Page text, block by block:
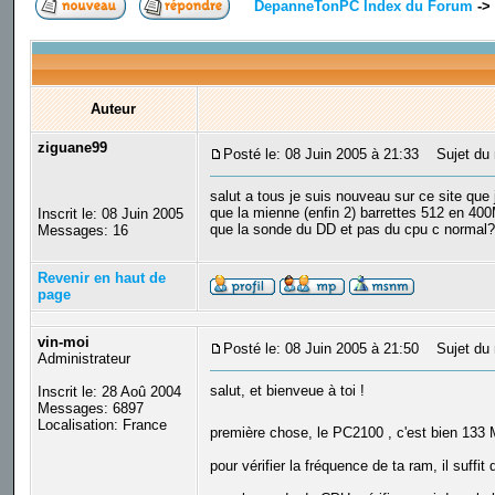
DepanneTonPC Index du Forum ->
Auteur
ziguane99
Inscrit le: 08 Juin 2005
Messages: 16
Posté le: 08 Juin 2005 à 21:33 Sujet du
salut a tous je suis nouveau sur ce site
que la mienne (enfin 2) barrettes 512 en
que la sonde du DD et pas du cpu c
Revenir en haut de
page
vin-moi
Administrateur
Inscrit le: 28 Aoû 2004
Messages: 6897
Localisation: France
Posté le: 08 Juin 2005 à 21:50 Sujet du
salut, et bienveue à toi !
première chose, le PC2100 , c'est bien 133
pour vérifier la fréquence de ta ram, il suffit